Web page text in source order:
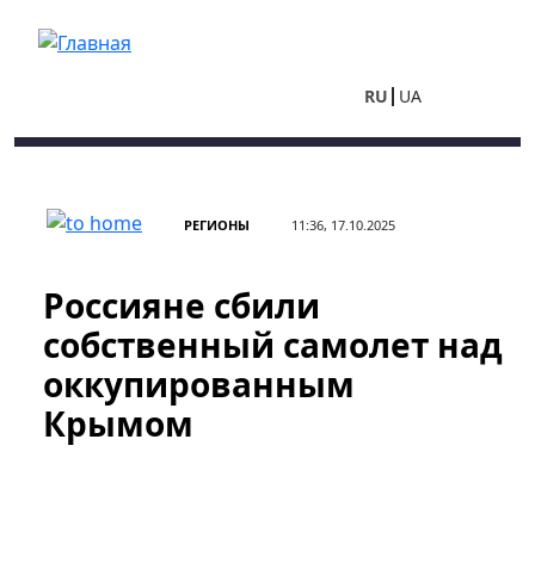
RU UA
РЕГИОНЫ 11:36, 17.10.2025
Россияне сбили
собственный самолет над
оккупированным
Крымом